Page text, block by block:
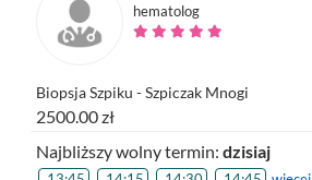
hematolog
Biopsja Szpiku - Szpiczak Mnogi
2500.00 zł
Najbliższy wolny termin: dzisiaj